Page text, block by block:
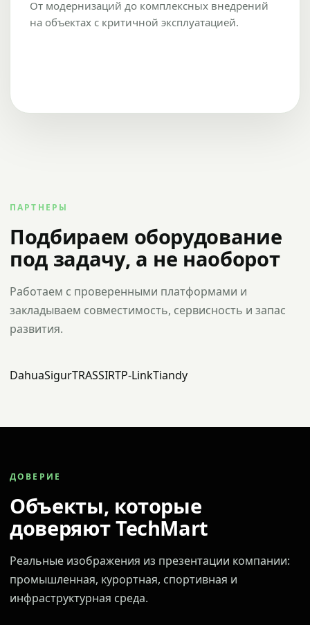
От модернизаций до комплексных внедрений
на объектах с критичной эксплуатацией.
ПАРТНЕРЫ
Подбираем оборудование
под задачу, а не наоборот
Работаем с проверенными платформами и
закладываем совместимость, сервисность и запас
развития.
DahuaSigurTRASSIRTP-LinkTiandy
ДОВЕРИЕ
Объекты, которые
доверяют TechMart
Реальные изображения из презентации компании:
промышленная, курортная, спортивная и
инфраструктурная среда.